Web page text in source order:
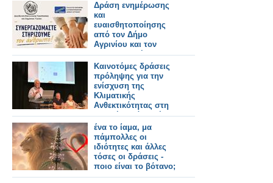
Δράση ενημέρωσης
και
ευαισθητοποίησης
από τον Δήμο
Αγρινίου και τον
ΣΕΕΔΑ με μήνυμα
«Συνεργαζόμαστε –
Στηρίζουμε τον
άνθρωπο»
Καινοτόμες δράσεις
πρόληψης για την
ενίσχυση της
Κλιματικής
Ανθεκτικότητας στη
Δυτική Ελλάδα μέσω
του έργου LIFE-IP
AdaptInGR
ένα το ίαμα, μα
πάμπολλες οι
ιδιότητες και άλλες
τόσες οι δράσεις -
ποιο είναι το βότανο;